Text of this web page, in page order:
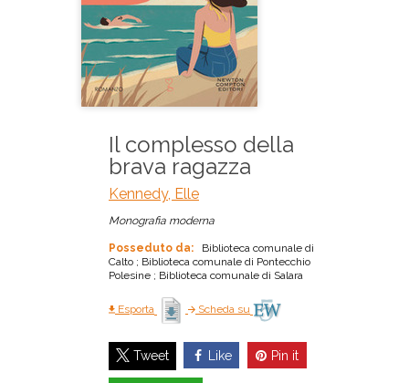
Il complesso della
brava ragazza
Kennedy, Elle
Monografia moderna
Posseduto da:
Biblioteca comunale di
Calto ; Biblioteca comunale di Pontecchio
Polesine ; Biblioteca comunale di Salara
Esporta Scheda su
Tweet Like Pin it